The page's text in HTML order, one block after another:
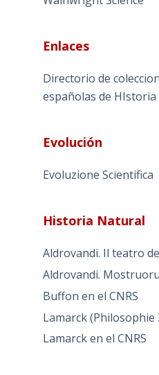
Enlaces
Directorio de
españolas de
Evolución
Evoluzione Scientifica
Historia Natural
Aldrovandi. Il teatro
Aldrovandi.
Buffon en el CNRS
Lamarck
Lamarck en el CNRS